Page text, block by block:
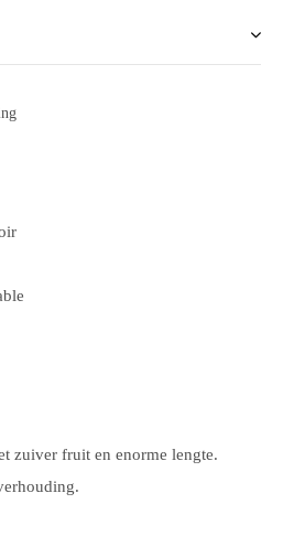
zuiver fruit en enorme lengte.